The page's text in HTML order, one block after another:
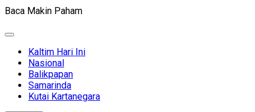
Baca Makin Paham
Expand
Kaltim Hari Ini
Nasional
Balikpapan
Samarinda
Kutai Kartanegara